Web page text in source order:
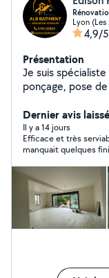
Lyon
4,9/5
Présentation
Je suis
ponçage, pose
cuisines. Fort de
je garantis un
Dernier avis
Il y a 14 jours
Efficace et très
manquait quelques